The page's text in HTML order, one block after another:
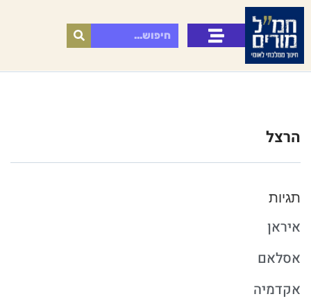
הרצל
תגיות
איראן
אסלאם
אקדמיה